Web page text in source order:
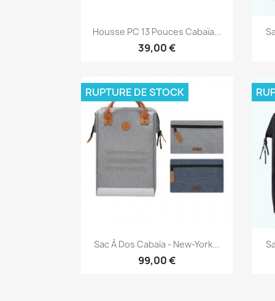
Aperçu rapide
Housse PC 13 Pouces Cabaïa...
39,00 €
Aperçu rapide
Sac À Dos Cabaïa - New-York...
99,00 €
RUPTURE DE STOCK